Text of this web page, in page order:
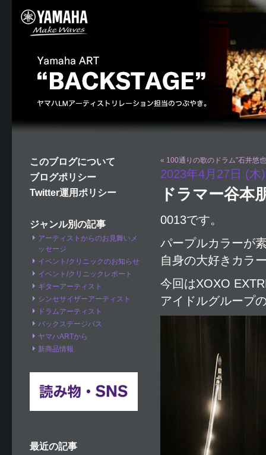
このブログについて
ブログポリシー
Twitter運用ポリシー
ジャンル別の記事
アーティストからのお見舞いメ
ッセージ
イベント/クリニックのお知らせ
イベント/クリニックレポート
ギターアーティスト
シンセサイザーアーティスト
ドラムアーティスト
バックステージパス
ヤマハARTから
新商品情報
最近の記事
« 100通りの歌のドラム”石井悠
2023年4月27日 (木)
ドラマー谷本
0013です。
パープルカラーが
自身の大好きカラ
今回はXOXO
アイドルグループ